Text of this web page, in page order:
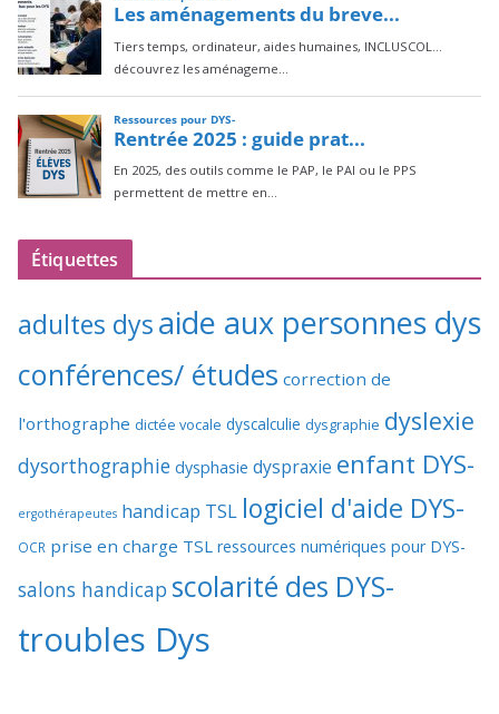
Étiquettes
adultes dysaide aux personnes dys
conférences/ études correction de
l'orthographe dictée vocale dyscalculie dysgraphie dyslexie
dysorthographie dysphasie dyspraxie enfant DYS-
ergothérapeutes handicap TSL logiciel d'aide DYS-
OCR prise en charge TSL ressources numériques pour DYS-
salons handicap scolarité des DYS-
troubles Dys